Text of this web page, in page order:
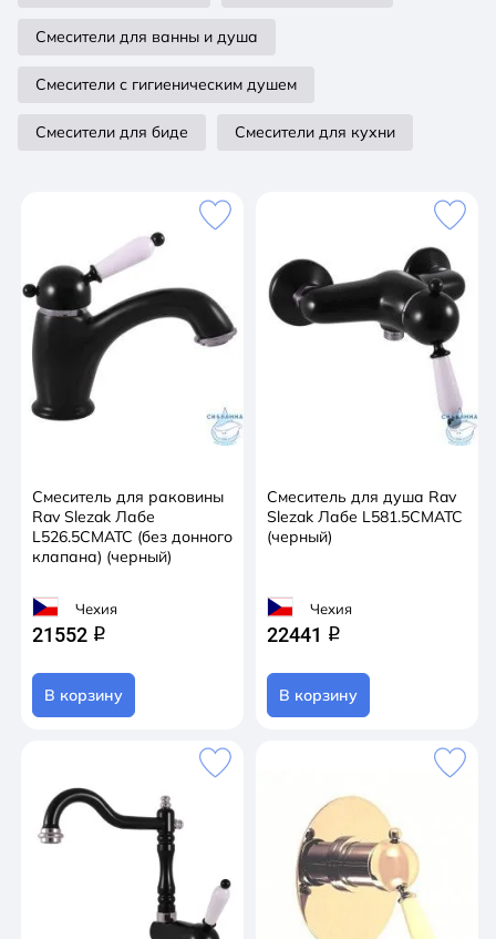
Смесители для ванны и душа
Смесители с гигиеническим душем
Смесители для биде Смесители для кухни
Смеситель для раковины
Rav Slezak Лабе
L526.5CMATC (без донного
клапана) (черный)
Чехия
21552 q
В корзину
Смеситель для душа Rav
Slezak Лабе L581.5CMATC
(черный)
Чехия
22441 q
В корзину